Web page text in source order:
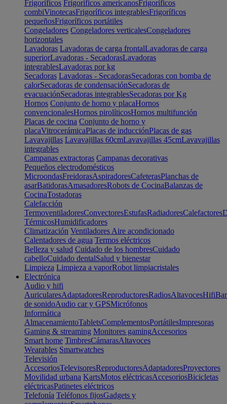
Frigoríficos Frigoríficos americanosFrigoríficos
combiVinotecasFrigoríficos integrablesFrigoríficos
pequeñosFrigoríficos portátiles
Congeladores Congeladores verticalesCongeladores
horizontales
Lavadoras Lavadoras de carga frontalLavadoras de carga
superiorLavadoras - SecadorasLavadoras
integrablesLavadoras por kg
Secadoras Lavadoras - SecadorasSecadoras con bomba de
calorSecadoras de condensaciónSecadoras de
evacuaciónSecadoras integrablesSecadoras por Kg
Hornos Conjunto de horno y placaHornos
convencionalesHornos pirolíticosHornos multifunción
Placas de cocina Conjunto de horno y
placaVitrocerámicaPlacas de inducciónPlacas de gas
Lavavajillas Lavavajillas 60cmLavavajillas 45cmLavavajillas
integrables
Campanas extractoras Campanas decorativas
Pequeños electrodomésticos
MicroondasFreidorasAspiradoresCafeterasPlanchas de
asarBatidorasAmasadoresRobots de CocinaBalanzas de
CocinaTostadoras
Calefacción
TermoventiladoresConvectoresEstufasRadiadoresCalefactores
TérmicosHumidificadores
Climatización Ventiladores Aire acondicionado
Calentadores de agua Termos eléctricos
Belleza y salud Cuidado de los hombresCuidado
cabelloCuidado dentalSalud y bienestar
Limpieza Limpieza a vaporRobot limpiacristales
Electrónica
Audio y hifi
AuricularesAdaptadoresReproductoresRadiosAltavocesHifi
de sonidoAudio car y GPSMicrófonos
Informática
AlmacenamientoTabletsComplementosPortátilesImpresoras
Gaming & streaming Monitores gamingAccesorios
Smart home TimbresCámarasAltavoces
Wearables Smartwatches
Televisión
AccesoriosTelevisoresReproductoresAdaptadoresProyectores
Movilidad urbana KartsMotos eléctricasAccesoriosBicicletas
eléctricasPatinetes eléctricos
Telefonía Teléfonos fijosGadgets y